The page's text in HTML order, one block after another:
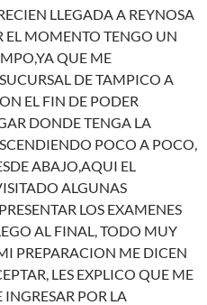
LLEGADA A REYNOSA
EL MOMENTO TENGO UN
QUE ME
DE TAMPICO A
EL FIN DE PODER
DONDE TENGA LA
POCO A POCO,
ABAJO,AQUI EL
ALGUNAS
LOS EXAMENES
AL FINAL, TODO MUY
PREPARACION ME DICEN
LES EXPLICO QUE ME
POR LA